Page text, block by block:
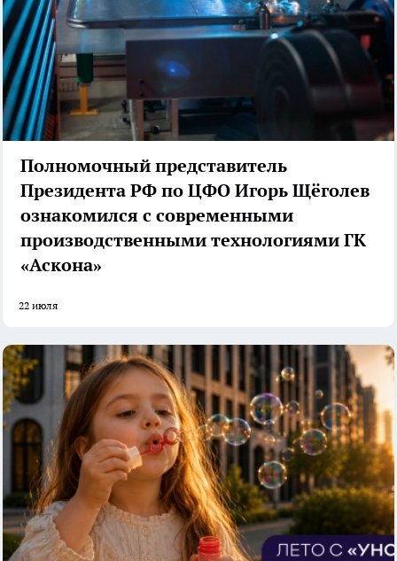
Полномочный представитель
Президента РФ по ЦФО Игорь Щёголев
ознакомился с современными
производственными технологиями ГК
«Аскона»
22 июля